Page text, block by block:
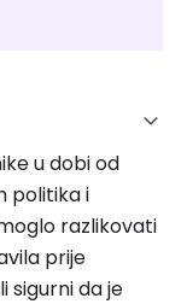
u dobi od
politika i
razlikovati
prije
sigurni da je